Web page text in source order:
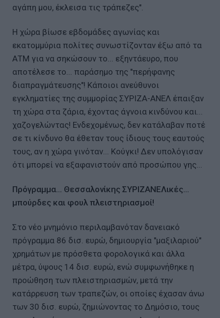
αγάπη μου, έκλεισα τις τράπεζες".
Η χώρα βίωσε εβδομάδες αγωνίας και
εκατομμύρια πολίτες συνωστίζονταν έξω από τα
ΑΤΜ για να σηκώσουν το... εξηντάευρο, που
αποτέλεσε το... παράσημο της "περήφανης
διαπραγμάτευσης"! Κάποιοι ανεύθυνοι
εγκληματίες της συμμορίας ΣΥΡΙΖΑ-ΑΝΕΛ έπαιξαν
τη χώρα στα ζάρια, έχοντας άγνοια κινδύνου και...
χαζογελώντας! Ενδεχομένως, δεν κατάλαβαν ποτέ
σε τι κίνδυνο θα έθεταν τους ίδιους τους εαυτούς
τους, αν η χώρα γινόταν... Κούγκι! Δεν υπολόγισαν
ότι μπορεί να εξαφανιστούν από προσώπου γης...
Πρόγραμμα... Θεσσαλονίκης ΣΥΡΙΖΑΝΕΛικές...
μπούρδες και φουλ πλειστηριασμοί!
Στο νέο μνημόνιο περιλαμβανόταν δανειακό
πρόγραμμα 86 δισ. ευρώ, δημιουργία "μαξιλαριού"
χρημάτων με πρόσθετα φορολογικά και άλλα
μέτρα, ύψους 14 δισ. ευρώ, ενώ συμφωνήθηκε η
προώθηση των πλειστηριασμών, μετά την
κατάρρευση των τραπεζών, οι οποίες έχασαν άνω
των 30 δισ. ευρώ, ζημιώνοντας το Δημόσιο, τους